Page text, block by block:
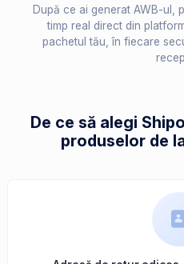
După ce ai generat AWB-ul,
timp real direct din
pachetul tău, în fiecare
De ce să alegi
produselor de